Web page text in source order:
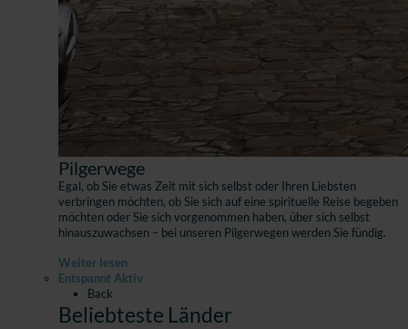
Pilgerwege
Egal, ob Sie etwas Zeit mit sich selbst oder Ihren Liebsten
verbringen möchten, ob Sie sich auf eine spirituelle Reise begeben
möchten oder Sie sich vorgenommen haben, über sich selbst
hinauszuwachsen – bei unseren Pilgerwegen werden Sie fündig.
Weiter lesen
Entspannt Aktiv
Back
Beliebteste Länder